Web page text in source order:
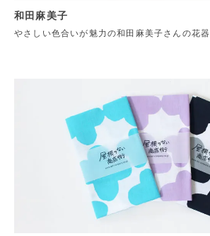
和田麻美子
やさしい色合いが魅力の和田麻美子さんの花器